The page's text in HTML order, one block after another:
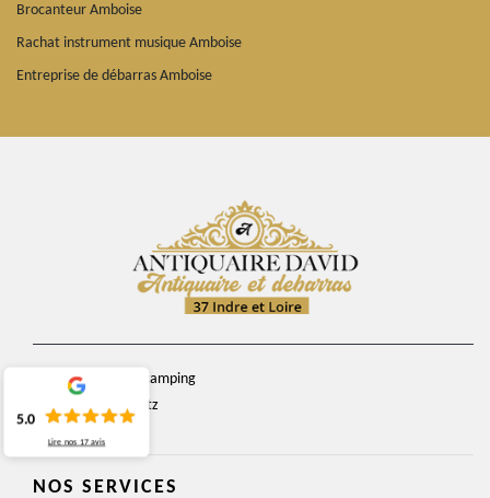
Brocanteur Amboise
Rachat instrument musique Amboise
Entreprise de débarras Amboise
chemin du camping
37270 Veretz
NOS SERVICES
5.0
Lire nos 17 avis